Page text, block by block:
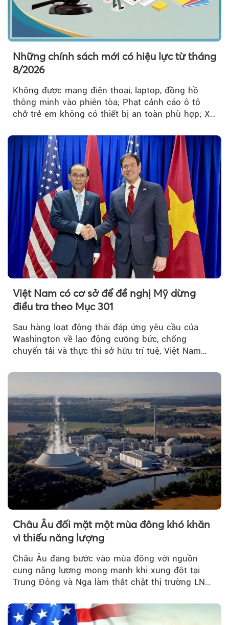
Những chính sách mới có hiệu lực từ tháng
8/2026
Không được mang điện thoại, laptop, đồng hồ
thông minh vào phiên tòa; Phạt cảnh cáo ô tô
chở trẻ em không có thiết bị an toàn phù hợp; Xe
với Bộ Công an… là những chính sách mới có
hiệu lực từ tháng 8/2026.
Việt Nam có cơ sở để đề nghị Mỹ dừng
điều tra theo Mục 301
Sau hàng loạt động thái đáp ứng yêu cầu của
Washington về lao động cưỡng bức, chống
chuyển tải và thực thi sở hữu trí tuệ, Việt Nam
Châu Âu đối mặt một mùa đông khó khăn
vì thiếu năng lượng
Châu Âu đang bước vào mùa đông với nguồn
cung năng lượng mong manh khi xung đột tại
Trung Đông và Nga làm thắt chặt thị trường LNG
lo ngại.